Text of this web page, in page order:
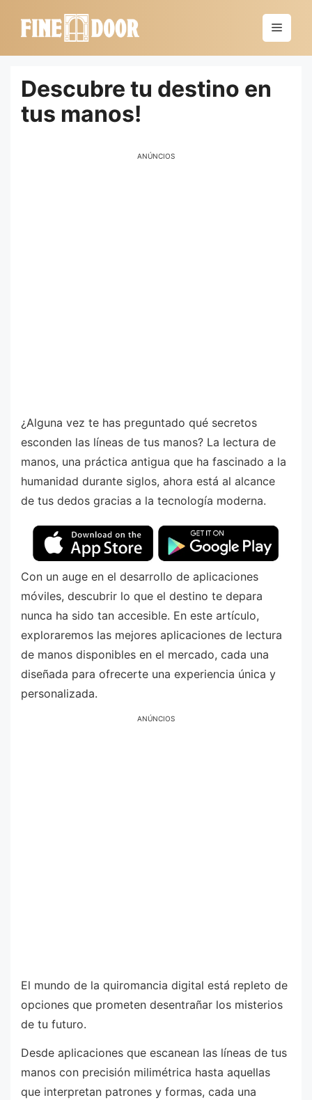
Menú
Descubre tu destino en
tus manos!
ANÚNCIOS
¿Alguna vez te has preguntado qué secretos
esconden las líneas de tus manos? La lectura de
manos, una práctica antigua que ha fascinado a la
humanidad durante siglos, ahora está al alcance
de tus dedos gracias a la tecnología moderna.
Con un auge en el desarrollo de aplicaciones
móviles, descubrir lo que el destino te depara
nunca ha sido tan accesible. En este artículo,
exploraremos las mejores aplicaciones de lectura
de manos disponibles en el mercado, cada una
diseñada para ofrecerte una experiencia única y
personalizada.
ANÚNCIOS
El mundo de la quiromancia digital está repleto de
opciones que prometen desentrañar los misterios
de tu futuro.
Desde aplicaciones que escanean las líneas de tus
manos con precisión milimétrica hasta aquellas
que interpretan patrones y formas, cada una